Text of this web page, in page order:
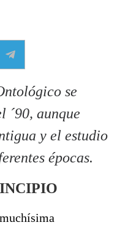
en WhatsApp
Compartir en Telegram
se
´90, aunque
y el estudio
épocas.